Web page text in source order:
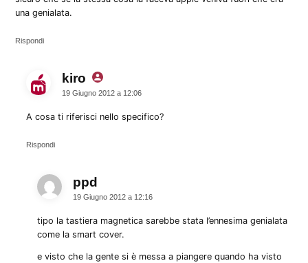
una genialata.
Rispondi
kiro dice:
19 Giugno 2012 a 12:06
A cosa ti riferisci nello specifico?
Rispondi
ppd
19 Giugno 2012 a 12:16
tipo la tastiera magnetica sarebbe stata l’ennesima genialata
come la smart cover.
e visto che la gente si è messa a piangere quando ha visto